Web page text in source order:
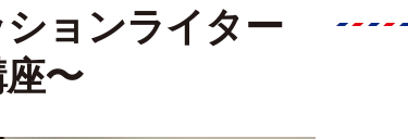
ションライター
〜